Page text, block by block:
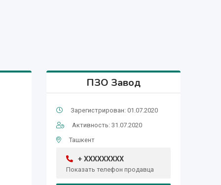
ПЗО Завод
Зарегистрирован: 01.07.2020
Активность: 31.07.2020
Ташкент
+ XXXXXXXXX
Показать телефон продавца